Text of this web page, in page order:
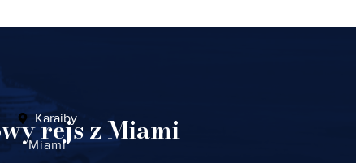
Karaiby
rejs z Miami
Miami